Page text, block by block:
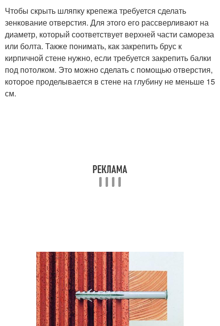
Чтобы скрыть шляпку крепежа требуется сделать
зенкование отверстия. Для этого его рассверливают на
диаметр, который соответствует верхней части самореза
или болта. Также понимать, как закрепить брус к
кирпичной стене нужно, если требуется закрепить балки
под потолком. Это можно сделать с помощью отверстия,
которое проделывается в стене на глубину не меньше 15
см.